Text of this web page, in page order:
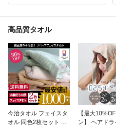
高品質タオル
今治タオル フェイスタ
オル 同色2枚セット リ
【最大
ン】 ヘアドラ